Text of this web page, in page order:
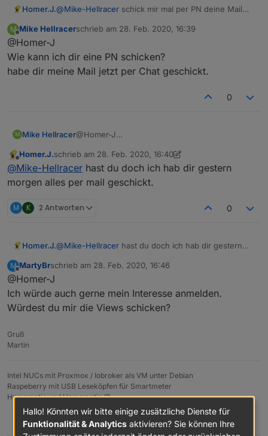
Homer.J.@Mike-Hellracer schick mir mal per PN deine Mail
Dann schau was du nehmen kannst.
So sieht es jetzt aus.
M
Offline
Mike Hellracerschrieb am 28. Feb. 2020, 16:39
zuletzt editiert von
@Homer-J
Wie kann ich dir eine PN schicken?
habe dir meine Mail jetzt per Chat geschickt.
0
M Mike Hellracer@Homer-J
habe dir meine Mail jetzt per Chat geschickt.
Offline
Homer.J.schrieb am 28. Feb. 2020, 16:40
zuletzt editiert von Homer.J.
@Mike-Hellracer hast du doch ich hab dir gestern
morgen alles per mail geschickt.
M K 2 Antworten 0
Homer.J.@Mike-Hellracer hast du doch ich hab dir gestern
M
Offline
MartyBrschrieb am 28. Feb. 2020, 16:46
zuletzt editiert von
@Homer-J
Ich würde auch gerne mein Interesse anmelden.
Würdest du mir die Views schicken?
Gruß
Martin
Intel NUCs mit Proxmox / Iobroker als VM unter Debian
Raspeberry mit USB Leseköpfen für Smartmeter
Homematic und Homematic IP
0
Hallo! Könnten wir bitte einige zusätzliche Dienste für
Funktionalität & Analytics aktivieren? Sie können Ihre